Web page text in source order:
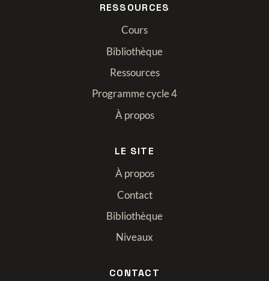
RESSOURCES
Cours
Bibliothèque
Ressources
Programme cycle 4
À propos
LE SITE
À propos
Contact
Bibliothèque
Niveaux
CONTACT